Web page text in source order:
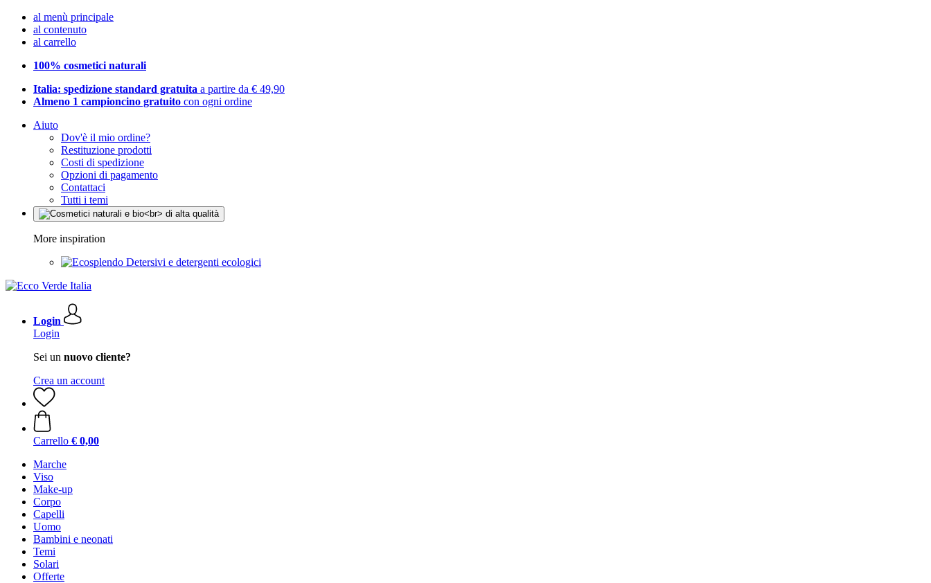
al menù principale
al contenuto
al carrello
100% cosmetici naturali
Italia: spedizione standard gratuita a partire da € 49,90
Almeno 1 campioncino gratuito con ogni ordine
Aiuto
Dov'è il mio ordine?
Restituzione prodotti
Costi di spedizione
Opzioni di pagamento
Contattaci
Tutti i temi
More inspiration
Detersivi e detergenti ecologici
Login
Login
Sei un nuovo cliente?
Crea un account
Carrello € 0,00
Marche
Viso
Make-up
Corpo
Capelli
Uomo
Bambini e neonati
Temi
Solari
Offerte